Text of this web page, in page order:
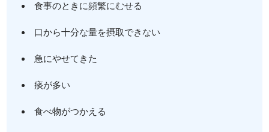
食事のときに頻繁にむせる
口から十分な量を摂取できない
急にやせてきた
痰が多い
食べ物がつかえる